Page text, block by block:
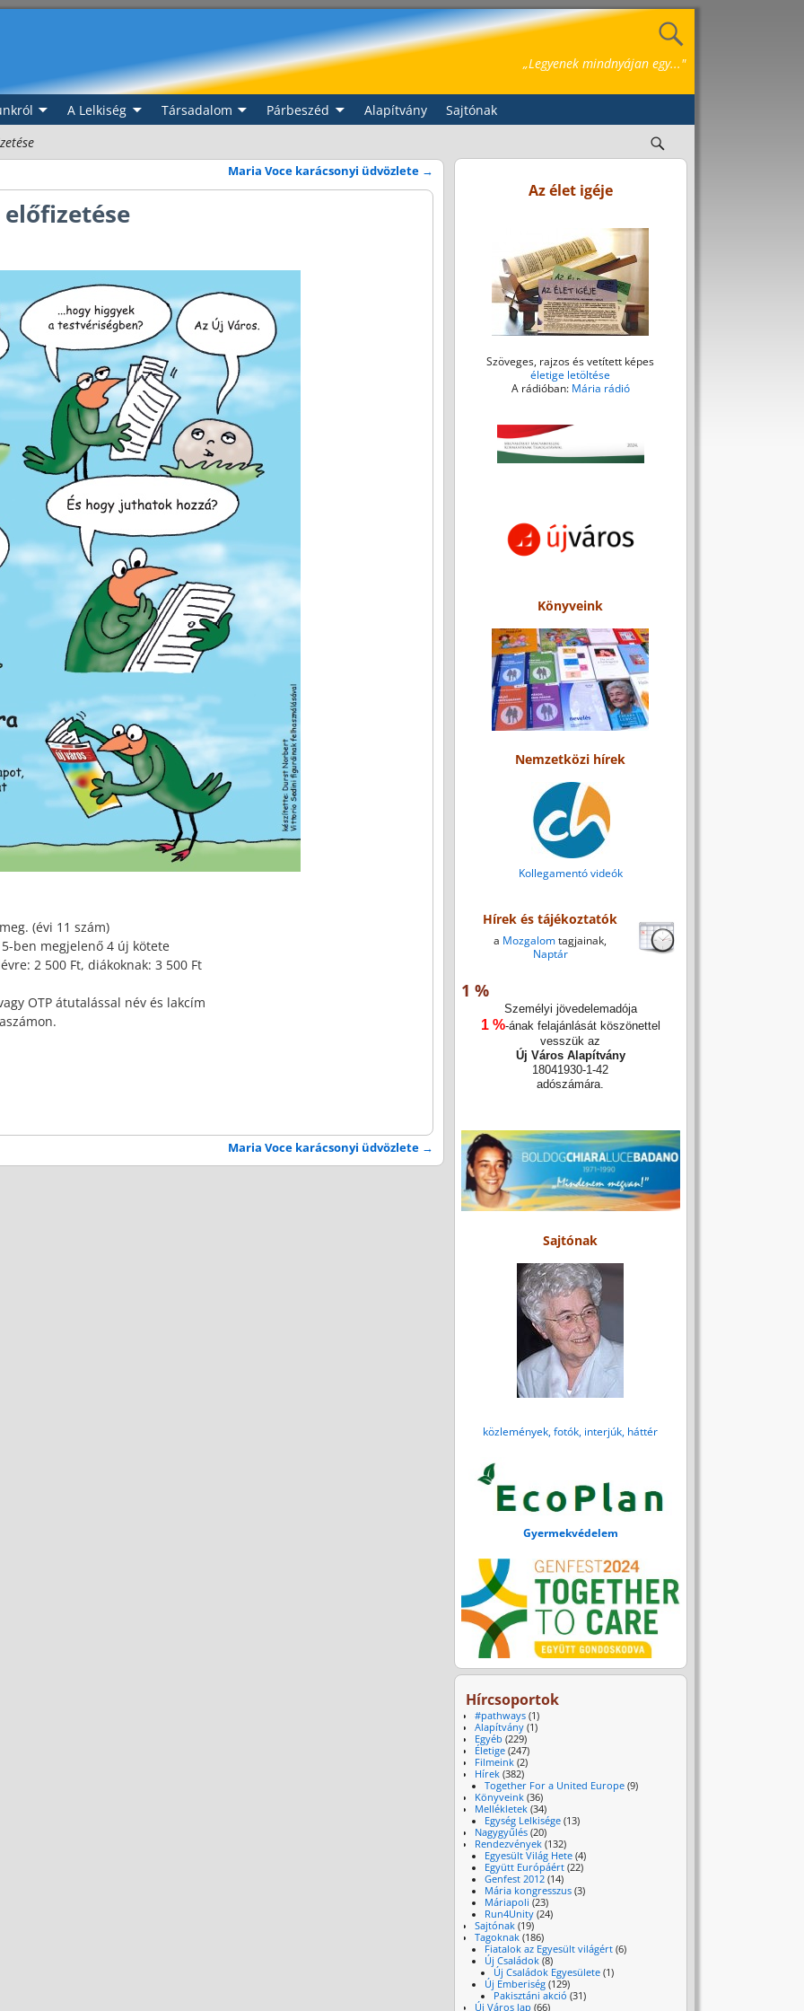
„Legyenek mindnyájan egy..."
A Lelkiség Társadalom Párbeszéd Alapítvány
Sajtónak
Maria Voce karácsonyi üdvözlete →
(évi 11 szám)
ben megjelenő 4 új kötete
2 500 Ft, diákoknak: 3 500 Ft
OTP átutalással név és lakcím
Maria Voce karácsonyi üdvözlete →
Az élet igéje
Szöveges, rajzos és vetített képes
életige letöltése
A rádióban: Mária rádió
Könyveink
Nemzetközi hírek
Kollegamentó videók
Hírek és tájékoztatók
a Mozgalomtagjainak,
Naptár
1 %
Személyi jövedelemadója
1 %-ának felajánlását köszönettel
vesszük az
Új Város Alapítvány
18041930-1-42
adószámára.
Sajtónak
közlemények, fotók, interjúk, háttér
Gyermekvédelem
Hírcsoportok
#pathways (1)
Alapítvány (1)
Egyéb (229)
Életige (247)
Filmeink (2)
Hírek (382)
Together For a United Europe(9)
Könyveink (36)
Mellékletek (34)
Egység Lelkisége(13)
Nagygyűlés (20)
Rendezvények (132)
Egyesült Világ Hete(4)
Együtt Európáért(22)
Genfest 2012(14)
Mária kongresszus(3)
Máriapoli (23)
Run4Unity(24)
Sajtónak (19)
Tagoknak (186)
Fiatalok az Egyesült világért(6)
Új Családok(8)
Új Családok Egyesülete (1)
Új Emberiség(129)
Pakisztáni akció (31)
Új Város lap (66)